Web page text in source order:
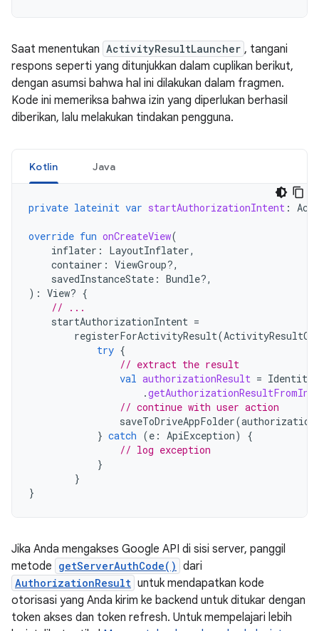
Saat menentukan ActivityResultLauncher , tangani
respons seperti yang ditunjukkan dalam cuplikan berikut,
dengan asumsi bahwa hal ini dilakukan dalam fragmen.
Kode ini memeriksa bahwa izin yang diperlukan berhasil
diberikan, lalu melakukan tindakan pengguna.
Kotlin Java
private lateinit var startAuthorizationIntent :
override fun onCreateView(
inflater : LayoutInflater,
container : ViewGroup?,
savedInstanceState : Bundle?,
): View? {
// ...
startAuthorizationIntent =
registerForActivityResult(
try {
// extract the result
val authorizationResult = Identity
.
// continue with user action
saveToDriveAppFolder(
} catch (e : ApiException)
{
// log exception
}
}
}
Jika Anda mengakses Google API di sisi server, panggil
metode getServerAuthCode() dari
AuthorizationResult untuk mendapatkan kode
otorisasi yang Anda kirim ke backend untuk ditukar dengan
token akses dan token refresh. Untuk mempelajari lebih